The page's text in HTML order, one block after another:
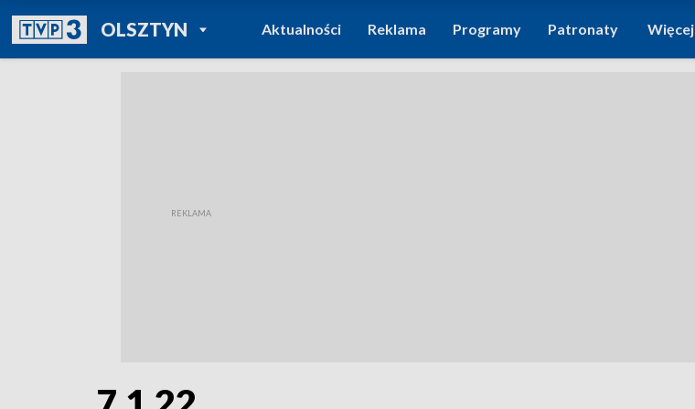
OLSZTYNPOWRÓT DO
TVP REGIONY
Aktualności Reklama Programy Patronaty Więcej